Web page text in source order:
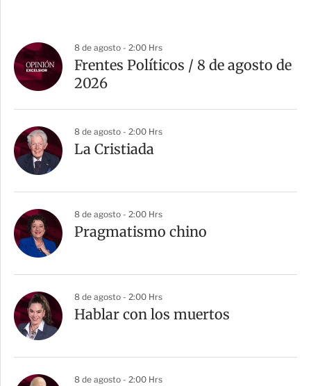
8 de agosto - 2:00 Hrs
Frentes Políticos / 8 de agosto de
2026
8 de agosto - 2:00 Hrs
La Cristiada
8 de agosto - 2:00 Hrs
Pragmatismo chino
8 de agosto - 2:00 Hrs
Hablar con los muertos
8 de agosto - 2:00 Hrs